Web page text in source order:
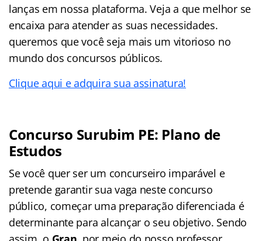
lanças em nossa plataforma. Veja a que melhor se
encaixa para atender as suas necessidades.
queremos que você seja mais um vitorioso no
mundo dos concursos públicos.
Clique aqui e adquira sua assinatura!
Concurso Surubim PE: Plano de
Estudos
Se você quer ser um concurseiro imparável e
pretende garantir sua vaga neste concurso
público, começar uma preparação diferenciada é
determinante para alcançar o seu objetivo. Sendo